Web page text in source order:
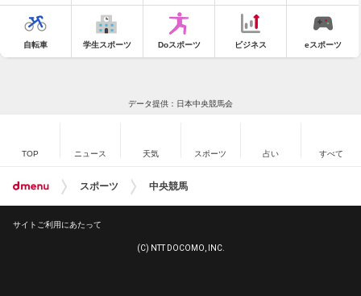
自転車 学生スポーツ Doスポーツ ビジネス eスポーツ
データ提供：日本中央競馬会
TOP ニュース 天気 スポーツ 占い すべて
スポーツ 中央競馬
サイトご利用にあたって
(C) NTT DOCOMO, INC.